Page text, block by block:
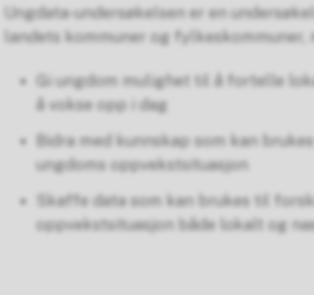
Ungdata-undersøkelsen er en
landets kommuner og
Gi ungdom mulighet til å fortelle
å vokse opp i dag
Bidra med kunnskap som kan
ungdoms oppvekstsituasjon
Skaffe data som kan brukes til
oppvekstsituasjon både lokalt og